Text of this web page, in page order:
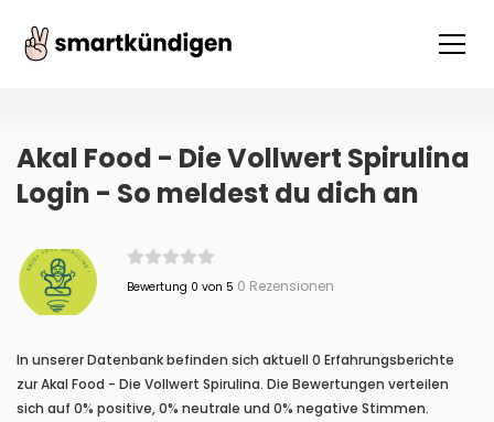
Akal Food - Die Vollwert Spirulina
Login - So meldest du dich an
Bewertung 0 von 5 0 Rezensionen
In unserer Datenbank befinden sich aktuell 0 Erfahrungsberichte
zur Akal Food - Die Vollwert Spirulina. Die Bewertungen verteilen
sich auf 0% positive, 0% neutrale und 0% negative Stimmen.